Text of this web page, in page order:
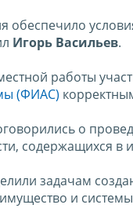
обеспечило
Игорь Васильев.
работы
(ФИАС)
о
содержащихся
задачам
и